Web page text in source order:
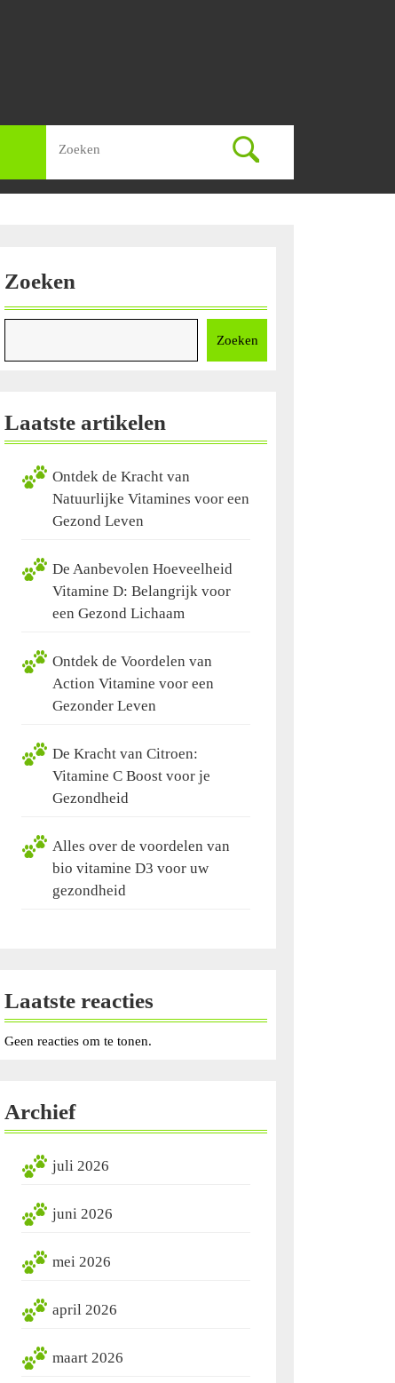
naar:
Zoeken
Zoeken
Laatste artikelen
Ontdek de Kracht van
Natuurlijke Vitamines voor een
Gezond Leven
De Aanbevolen Hoeveelheid
Vitamine D: Belangrijk voor
een Gezond Lichaam
Ontdek de Voordelen van
Action Vitamine voor een
Gezonder Leven
De Kracht van Citroen:
Vitamine C Boost voor je
Gezondheid
Alles over de voordelen van
bio vitamine D3 voor uw
gezondheid
Laatste reacties
Geen reacties om te tonen.
Archief
juli 2026
juni 2026
mei 2026
april 2026
maart 2026